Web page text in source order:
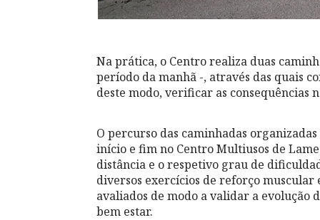
Na prática, o Centro realiza duas
período da manhã -, através das quais
deste modo, verificar as consequências
O percurso das caminhadas
início e fim no Centro Multiusos de
distância e o respetivo grau de
diversos exercícios de reforço muscular
avaliados de modo a validar a evolução
bem estar.